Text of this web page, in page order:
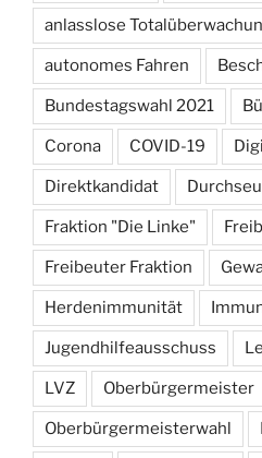
anlasslose
autonomes Fahren
Bundestagswahl 2021
Corona COVID-19
Direktkandidat
Fraktion "Die Linke"
Freibeuter Fraktion
Herdenimmunität
Jugendhilfeausschuss
LVZ Oberbürgermeister
Oberbürgermeisterwahl